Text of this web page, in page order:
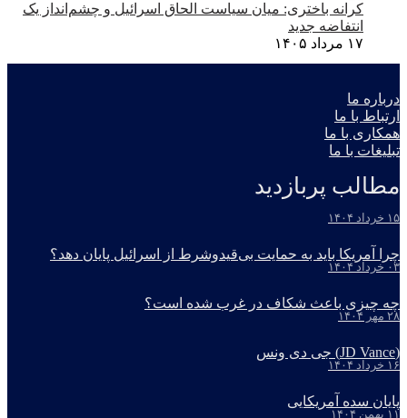
کرانه باختری: میان سیاست الحاق اسرائیل و چشم‌انداز یک
انتفاضه جدید
۱۷ مرداد ۱۴۰۵
درباره ما
ارتباط با ما
همکاری با ما
تبلیغات با ما
مطالب پربازدید
۱۵ خرداد ۱۴۰۴
چرا آمریکا باید به حمایت بی‌قیدوشرط از اسرائیل پایان دهد؟
۰۳ خرداد ۱۴۰۴
چه چیزی باعث شکاف در غرب شده است؟
۲۸ مهر ۱۴۰۴
(JD Vance) جی دی ونس
۱۶ خرداد ۱۴۰۴
پایان سده آمریکایی
۱۱ بهمن ۱۴۰۴